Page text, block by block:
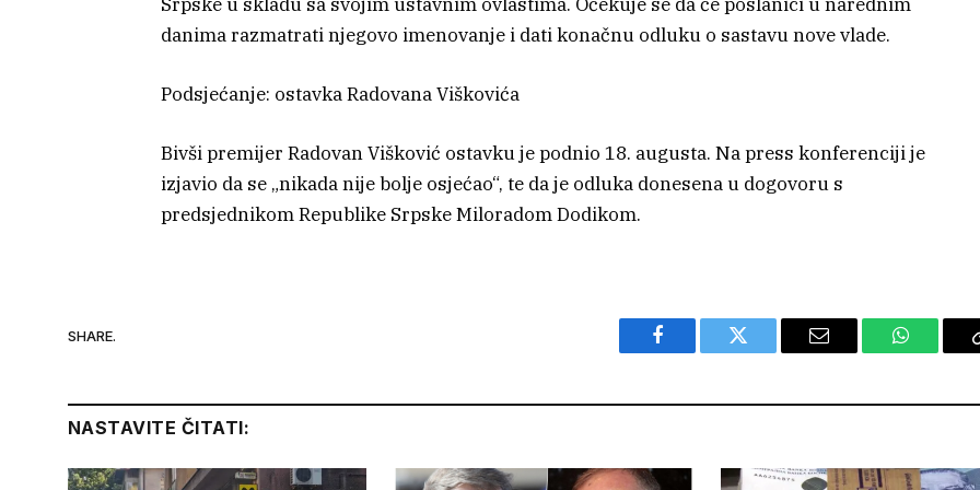
danima razmatrati njegovo imenovanje i dati konačnu odluku o sastavu nove vlade.
Podsjećanje: ostavka Radovana Viškovića
Bivši premijer Radovan Višković ostavku je podnio 18. augusta. Na press konferenciji je
izjavio da se „nikada nije bolje osjećao“, te da je odluka donesena u dogovoru s
predsjednikom Republike Srpske Miloradom Dodikom.
SHARE.
Facebook Twitter Email
NASTAVITE ČITATI: